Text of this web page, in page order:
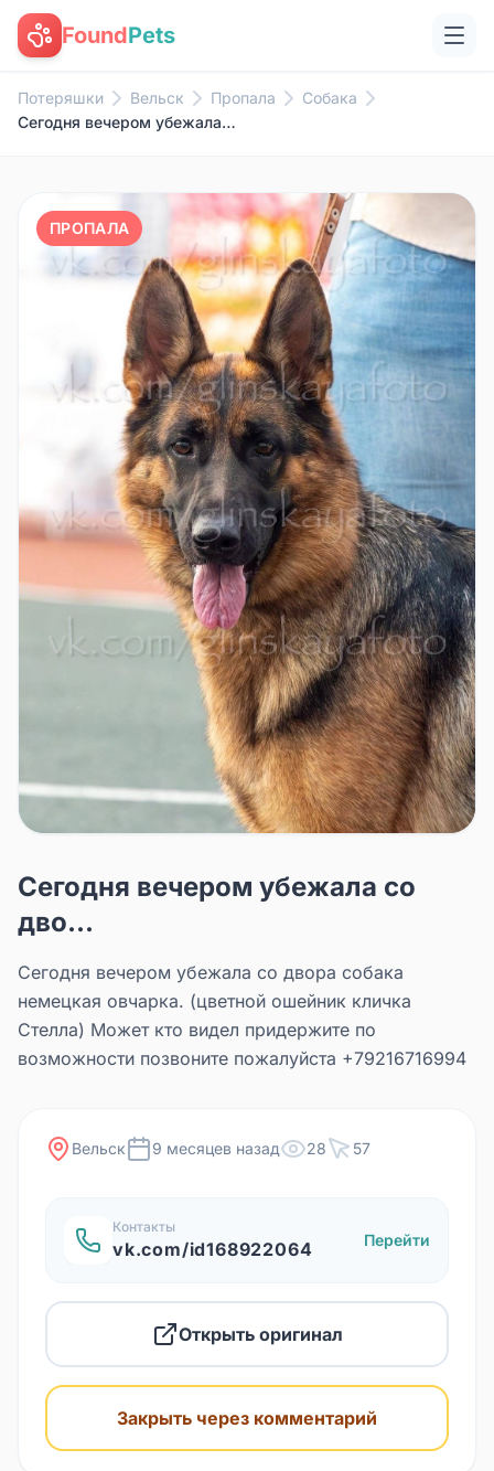
FoundPets
Потеряшки Вельск Пропала
Собака
Сегодня вечером убежала со дво...
ПРОПАЛА
Сегодня вечером убежала со
дво...
Сегодня вечером убежала со двора собака
немецкая овчарка. (цветной ошейник кличка
Стелла) Может кто видел придержите по
возможности позвоните пожалуйста +79216716994
Вельск 9 месяцев назад 28 57
Контакты
vk.com/id168922064 Перейти
Открыть оригинал
Закрыть через комментарий